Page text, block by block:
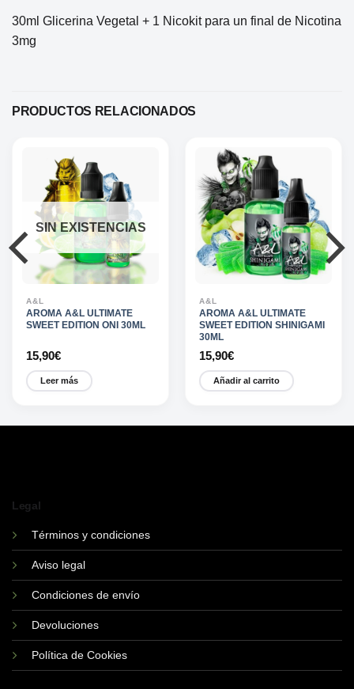
30ml Glicerina Vegetal + 1 Nicokit para un final de Nicotina
3mg
PRODUCTOS RELACIONADOS
SIN EXISTENCIAS
A&L
AROMA A&L ULTIMATE
SWEET EDITION ONI 30ML
15,90€
Leer más
A&L
AROMA A&L ULTIMATE
SWEET EDITION SHINIGAMI
30ML
15,90€
Añadir al carrito
Legal
Términos y condiciones
Aviso legal
Condiciones de envío
Devoluciones
Política de Cookies